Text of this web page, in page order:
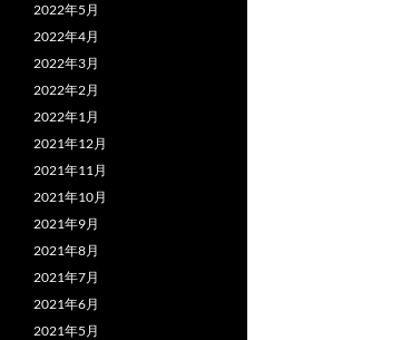
2022年5月
2022年4月
2022年3月
2022年2月
2022年1月
2021年12月
2021年11月
2021年10月
2021年9月
2021年8月
2021年7月
2021年6月
2021年5月